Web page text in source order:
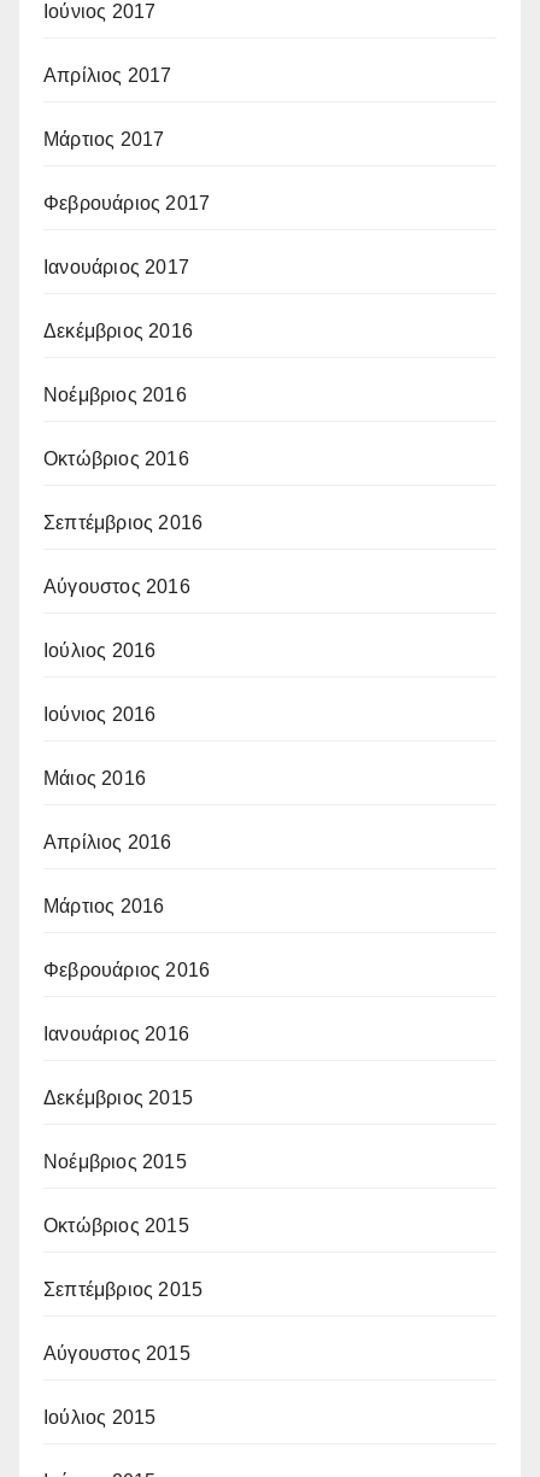
Ιούνιος 2017
Απρίλιος 2017
Μάρτιος 2017
Φεβρουάριος 2017
Ιανουάριος 2017
Δεκέμβριος 2016
Νοέμβριος 2016
Οκτώβριος 2016
Σεπτέμβριος 2016
Αύγουστος 2016
Ιούλιος 2016
Ιούνιος 2016
Μάιος 2016
Απρίλιος 2016
Μάρτιος 2016
Φεβρουάριος 2016
Ιανουάριος 2016
Δεκέμβριος 2015
Νοέμβριος 2015
Οκτώβριος 2015
Σεπτέμβριος 2015
Αύγουστος 2015
Ιούλιος 2015